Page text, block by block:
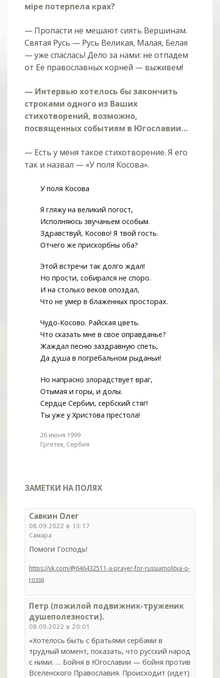
мiре потерпела крах?
— Пропасти не мешают сиять Вершинам.
Святая Русь — Русь Великая, Малая, Белая
— уже спаслась! Дело за нами: не отпадем
от Ее православных корней — выживем!
— Интервью хотелось бы закончить
строками одного из Ваших
стихотворений, возможно,
посвященных событиям в Югославии…
— Есть у меня такое стихотворение. Я его
так и назвал — «У поля Косова».
У поля Косова
Я гляжу на великий погост,
Исполняюсь звучаньем особым.
Здравствуй, Косово! Я твой гость.
Отчего же прискорбны оба?
Этой встречи так долго ждал!
Но прости, собирался не споро.
И на столько веков опоздал,
Что не умер в блаженных просторах.
Чудо-Косово. Райская цветь.
Что сказать мне в свое оправданье?
Жаждал песню заздравную спеть,
Да душа в погребальном рыданьи!
Но напрасно злорадствует враг,
Отымая и горы, и долы.
Сердце Сербии, сербский стяг!
Ты уже у Христова престола!
26 июня 1999
Гргетек, Сербия
ЗАМЕТКИ НА ПОЛЯХ
Савкин Олег
08.09.2022 в 13:17
Самара
Помоги Господь!
https://vk.com/@646432511-a-prayer-for-russiamolitva-o-
rossii
Петр (пожилой подвижник-труженик
душеполезности).
08.09.2022 в 20:01
«Хотелось быть с братьями сербами в
трудный момент, показать, что русский народ
с ними. … Бойня в Югославии — бойня против
Вселенского Православия. Происходит (идет)